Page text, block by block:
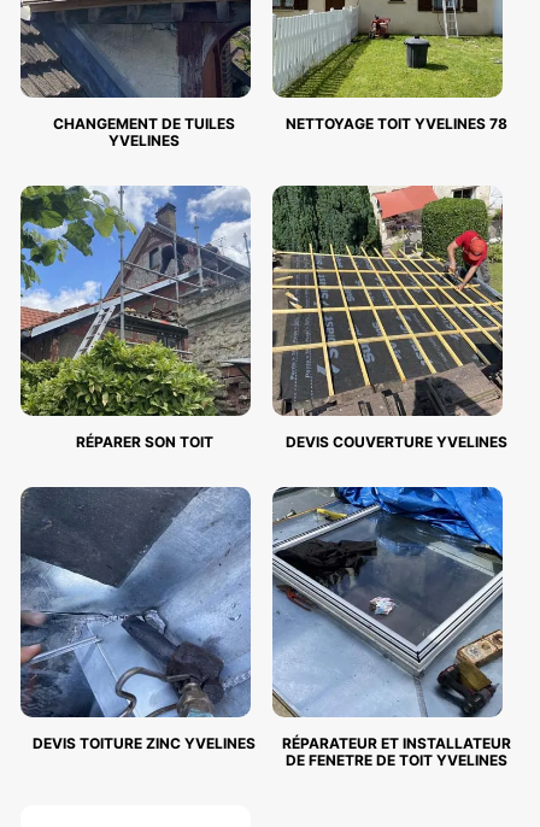
CHANGEMENT DE TUILES
YVELINES
NETTOYAGE TOIT YVELINES 78
RÉPARER SON TOIT DEVIS COUVERTURE YVELINES
DEVIS TOITURE ZINC YVELINES
RÉPARATEUR ET INSTALLATEUR
DE FENETRE DE TOIT YVELINES